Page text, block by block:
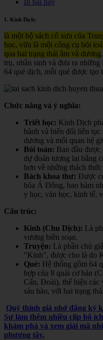
In bài này
1. Kinh Dịch:
là một bộ sách cổ xưa của
học, vừa là một công cụ bói
qua hai trạng thái âm và dương
trụ, nhân sinh và đưa ra
64 quẻ dịch, mỗi quẻ được tạo
Chức năng và ý nghĩa:
Triết học: Kinh Dịch
hành và biến đổi liên
dương và mối quan hệ
Bói toán: Ban đầu được
dự đoán tương lai bằng
hơn về những thách
Bách khoa thư: Được
hóa Á Đông, bao hàm
y học, văn học, kinh tế,
Cấu trúc:
Kinh (Chu Dịch): Là
vương biên soạn.
Truyện: Là phần chú
"Kinh", được cho là do
Quẻ: Hệ thống gồm 64
hợp của 8 quái cơ bản
Cấn, Đoài), thể hiện các
sáu hào, với hai trạng
Quý thính giả nhớ đăng ký
Sự làm thêm nhiều clip bổ
khám phá và xem giải mã
phương tây.